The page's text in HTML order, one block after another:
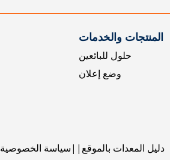
المنتجات والخدمات
حلول للبائعين
وضع إعلان
سياسة الخصوصية دليل المعدات بالموقع